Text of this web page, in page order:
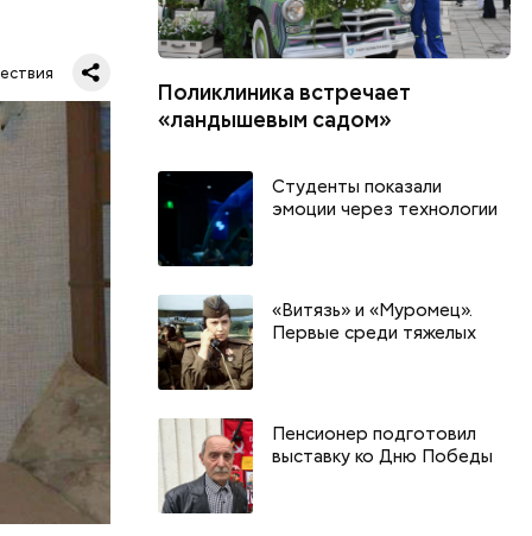
ее
Поликлиника встречает
«ландышевым садом»
Студенты показали
эмоции через технологии
«Витязь» и «Муромец».
Первые среди тяжелых
Пенсионер подготовил
выставку ко Дню Победы